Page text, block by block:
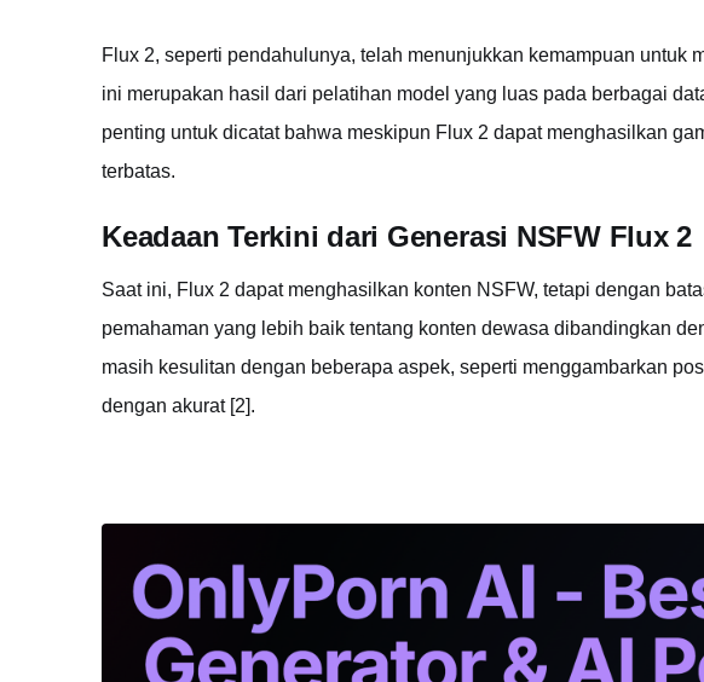
Flux 2, seperti pendahulunya, telah menunjukkan kemampuan untuk
ini merupakan hasil dari pelatihan model yang luas pada berbagai
penting untuk dicatat bahwa meskipun Flux 2 dapat menghasilkan
terbatas.
Keadaan Terkini dari Generasi NSFW Flux 2
Saat ini, Flux 2 dapat menghasilkan konten NSFW, tetapi dengan
pemahaman yang lebih baik tentang konten dewasa dibandingkan
masih kesulitan dengan beberapa aspek, seperti menggambarkan
dengan akurat [2].